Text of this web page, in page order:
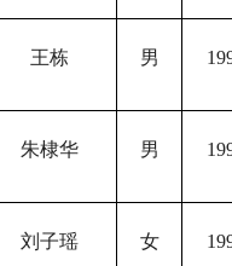
王栋 男
朱棣华 男
刘子瑶 女